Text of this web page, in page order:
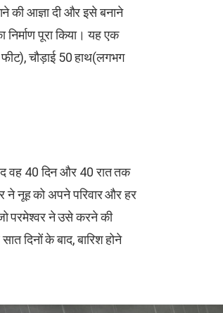
की आज्ञा दी और इसे बनाने
पूरा किया। यह एक
चौड़ाई 50 हाथ(लगभग
वह 40 दिन और 40 रात तक
ने नूह को अपने परिवार और हर
परमेश्वर ने उसे करने की
दिनों के बाद, बारिश होने